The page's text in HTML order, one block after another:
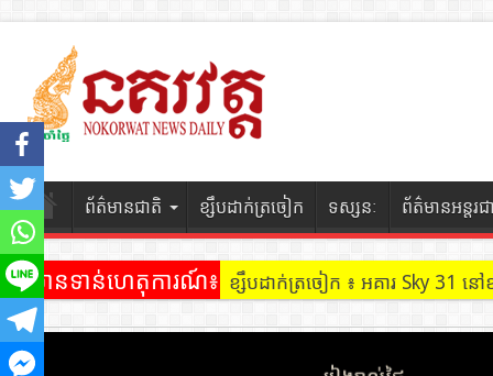
ព័ត៌មានជាតិ ខ្សឹបដាក់ត្រចៀក ទស្សនៈ ព័ត៌មានអន្តរជ
ព័ត៌មានទាន់ហេតុការណ៍៖ ខ្សឹបដាក់ត្រចៀក ៖ អគារ Sky 31